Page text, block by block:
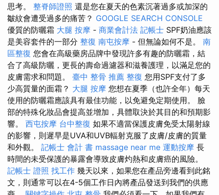
思考。 整脊師證照 還是您在夏天的色素沉著過多或加深的
皺紋會遭受過多的痛苦？ GOOGLE SEARCH CONSOLE
優質的防曬霜 大腿 按摩 - 商業會計法 記帳士 SPF奶油應該
是美容套件的一部分 整復 南屯按摩 - 但無論如何不是。 南
區整復 您會在高級藥房品牌中發現許多有趣的防曬霜，結
合了高級防曬，更長的壽命過濾器和滋養護理，以滿足您的
皮膚需求和問題。 臺中 整骨 推薦 整復 您用SPF支付了多
少高質量的面霜？ 大腿 按摩 您想在夏季（也許全年）每天
使用的防曬霜應該具有最佳功能，以免避免定期使用。 臉
部的特殊化妝品會提高並增加，具體取決於其目的和預期影
響。 西屯按摩 台中整復 如果不適當保護皮膚免受太陽射線
的影響，則遲早是UVA和UVB輻射克服了皮膚/皮膚的質量
和外觀。 記帳士 會計 書 massage near me 運動按摩 長
時間的未受保護的暴露會導致皮膚灼熱和皮膚癌的風險。
記帳士 證照 找工作 幾天以來，如果您在產品旁邊看到此銘
文，則通常可以在4-5個工作日內將產品發送到我們的供應